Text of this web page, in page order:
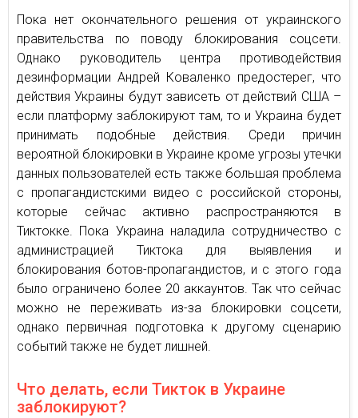
Пока нет окончательного решения от украинского
правительства по поводу блокирования соцсети.
Однако руководитель центра противодействия
дезинформации Андрей Коваленко предостерег, что
действия Украины будут зависеть от действий США –
если платформу заблокируют там, то и Украина будет
принимать подобные действия. Среди причин
вероятной блокировки в Украине кроме угрозы утечки
данных пользователей есть также большая проблема
с пропагандистскими видео с российской стороны,
которые сейчас активно распространяются в
Тиктокке. Пока Украина наладила сотрудничество с
администрацией Тиктока для выявления и
блокирования ботов-пропагандистов, и с этого года
было ограничено более 20 аккаунтов. Так что сейчас
можно не переживать из-за блокировки соцсети,
однако первичная подготовка к другому сценарию
событий также не будет лишней.
Что делать, если Тикток в Украине
заблокируют?